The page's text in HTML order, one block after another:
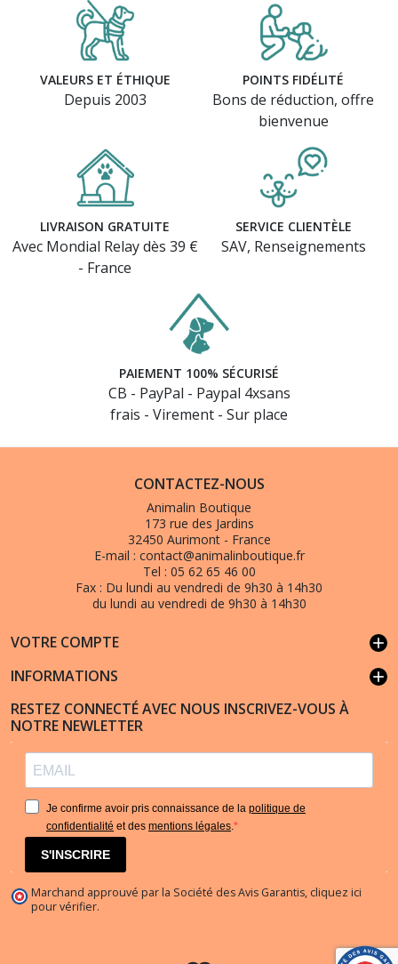
VALEURS ET ÉTHIQUE
Depuis 2003
POINTS FIDÉLITÉ
Bons de réduction, offre
bienvenue
LIVRAISON GRATUITE
Avec Mondial Relay dès 39 €
- France
SERVICE CLIENTÈLE
SAV, Renseignements
PAIEMENT 100% SÉCURISÉ
CB - PayPal - Paypal 4xsans
frais - Virement - Sur place
CONTACTEZ-NOUS
Animalin Boutique
173 rue des Jardins
32450 Aurimont - France
E-mail : contact@animalinboutique.fr
Tel : 05 62 65 46 00
Fax : Du lundi au vendredi de 9h30 à 14h30
du lundi au vendredi de 9h30 à 14h30
VOTRE COMPTE add
INFORMATIONS add
RESTEZ CONNECTÉ AVEC NOUS INSCRIVEZ-VOUS À
NOTRE NEWLETTER
Je confirme avoir pris connaissance de la politique de
confidentialité et des mentions légales.
S'INSCRIRE
Marchand approuvé par la Société des Avis Garantis, cliquez ici
pour vérifier.